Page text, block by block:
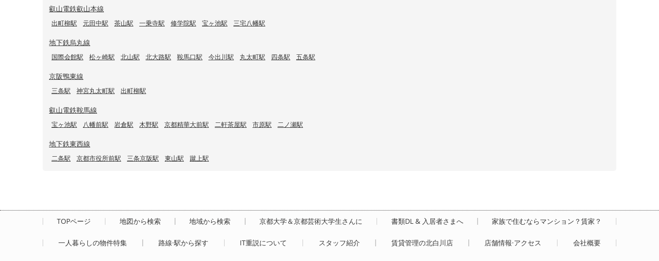
叡山電鉄叡山本線
出町柳駅 元田中駅 茶山駅 一乗寺駅 修学院駅 宝ヶ池駅 三宅八幡駅
地下鉄烏丸線
国際会館駅 松ヶ崎駅 北山駅 北大路駅 鞍馬口駅 今出川駅 丸太町駅 四条駅 五条駅
京阪鴨東線
三条駅 神宮丸太町駅 出町柳駅
叡山電鉄鞍馬線
宝ヶ池駅 八幡前駅 岩倉駅 木野駅 京都精華大前駅 二軒茶屋駅 市原駅 二ノ瀬駅
地下鉄東西線
二条駅 京都市役所前駅 三条京阪駅 東山駅 蹴上駅
TOPページ 地図から検索 地域から検索 京都大学＆京都芸術大学生さんに 書類DL & 入居者さまへ 家族で住むならマンション？賃家？
一人暮らしの物件特集 路線·駅から探す IT重説について スタッフ紹介 賃貸管理の北白川店 店舗情報·アクセス 会社概要